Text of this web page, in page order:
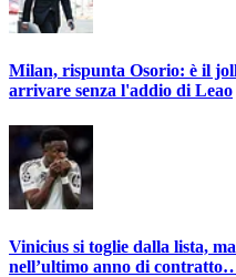
Milan, rispunta Osorio: è il
arrivare senza l'addio di Leao
Vinicius si toglie dalla lista,
nell’ultimo anno di